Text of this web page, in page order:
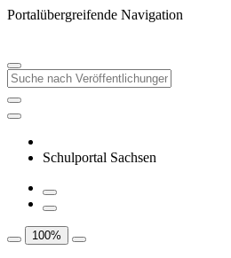
Portalübergreifende Navigation
Schulportal Sachsen
100%